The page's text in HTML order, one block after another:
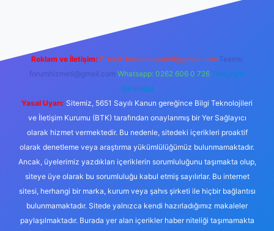
Reklam ve İletişim: E-mail: backlinkpaneli@gmail.com Teams:
forumhizmeti@gmail.com Whatsapp: 0262 606 0 726 Telegram:
@karabul
Yasal Uyarı: Sitemiz, 5651 Sayılı Kanun gereğince Bilgi Teknolojileri
ve İletişim Kurumu (BTK) tarafından onaylanmış bir Yer Sağlayıcı
olarak hizmet vermektedir. Bu nedenle, sitedeki içerikleri proaktif
olarak denetleme veya araştırma yükümlülüğümüz bulunmamaktadır.
Ancak, üyelerimiz yazdıkları içeriklerin sorumluluğunu taşımakta olup,
siteye üye olarak bu sorumluluğu kabul etmiş sayılırlar. Bu internet
sitesi, herhangi bir marka, kurum veya şahıs şirketi ile hiçbir bağlantısı
bulunmamaktadır. Sitede yalnızca kendi hazırladığımız makaleler
paylaşılmaktadır. Burada yer alan içerikler haber niteliği taşımamakta